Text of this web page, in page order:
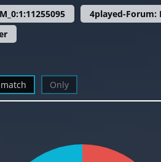
4played-Forum:
Only